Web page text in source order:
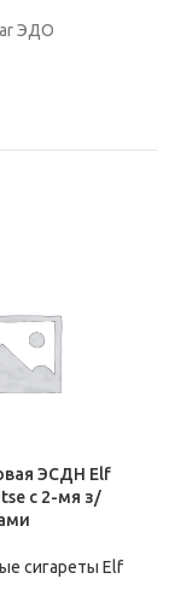
ЭДО
ЭСДН Elf
с 2-мя з/
сигареты Elf